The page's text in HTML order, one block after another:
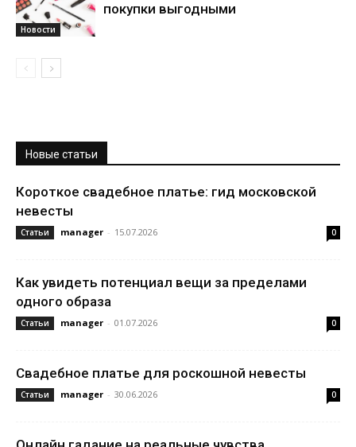
Новости
покупки выгодными
Новые статьи
Короткое свадебное платье: гид московской
невесты
Статьи manager - 15.07.2026 0
Как увидеть потенциал вещи за пределами
одного образа
Статьи manager - 01.07.2026 0
Свадебное платье для роскошной невесты
Статьи manager - 30.06.2026 0